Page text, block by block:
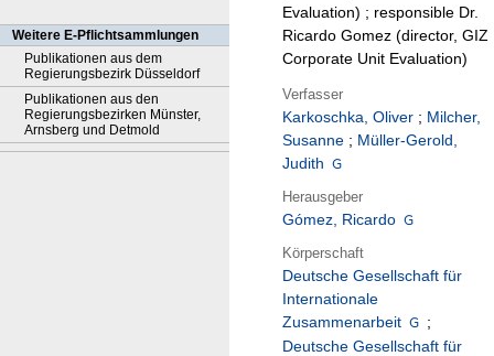
Weitere E-Pflichtsammlungen
Publikationen aus dem
Regierungsbezirk Düsseldorf
Publikationen aus den
Regierungsbezirken Münster,
Arnsberg und Detmold
Evaluation) ; responsible Dr.
Ricardo Gomez (director, GIZ
Corporate Unit Evaluation)
Verfasser
Karkoschka, Oliver ; Milcher,
Susanne ; Müller-Gerold,
Judith
Herausgeber
Gómez, Ricardo
Körperschaft
Deutsche Gesellschaft für
Internationale
Zusammenarbeit
;
Deutsche Gesellschaft für